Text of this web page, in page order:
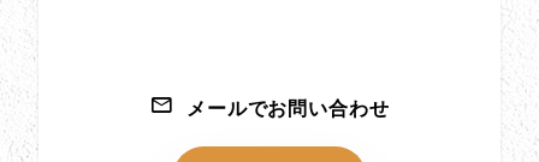
メールでお問い合わせ